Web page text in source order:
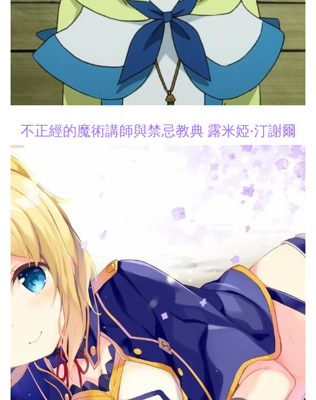
不正經的魔術講師與禁忌教典 露米婭·汀謝爾